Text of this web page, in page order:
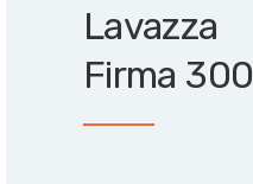
Lavazza
Firma 300